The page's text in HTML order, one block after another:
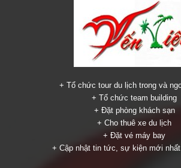
+ Tổ chức tour du lịch trong và
+ Tổ chức team building
+ Đặt phòng khách sạn
+ Cho thuê xe du lịch
+ Đặt vé máy bay
+ Cập nhật tin tức, sự kiện mới